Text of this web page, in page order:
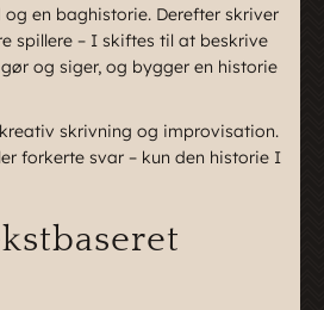
og en baghistorie. Derefter skriver
spillere – I skiftes til at beskrive
og siger, og bygger en historie
skrivning og improvisation.
forkerte svar – kun den historie I